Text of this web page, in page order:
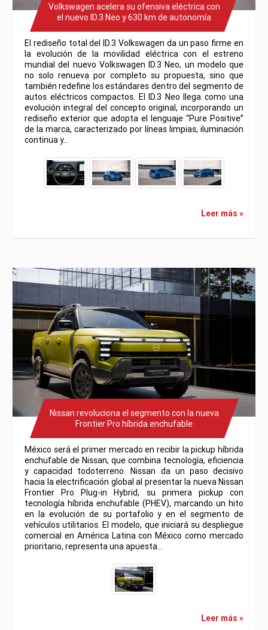
Volkswagen acelera su ofensiva eléctrica con
el nuevo ID.3 Neo y 630 km de autonomía
El rediseño total del ID.3 Volkswagen da un paso firme en
la evolución de la movilidad eléctrica con el estreno
mundial del nuevo Volkswagen ID.3 Neo, un modelo que
no solo renueva por completo su propuesta, sino que
también redefine los estándares dentro del segmento de
autos eléctricos compactos. El ID.3 Neo llega como una
evolución integral del concepto original, incorporando un
rediseño exterior que adopta el lenguaje “Pure Positive”
de la marca, caracterizado por líneas limpias, iluminación
continua y…
Leer más »
Nissan revoluciona el segmento con la nueva
Frontier Pro híbrida enchufable
México será el primer mercado en recibir la pickup híbrida
enchufable de Nissan, que combina tecnología, eficiencia
y capacidad todoterreno. Nissan da un paso decisivo
hacia la electrificación global al presentar la nueva Nissan
Frontier Pro Plug-in Hybrid, su primera pickup con
tecnología híbrida enchufable (PHEV), marcando un hito
en la evolución de su portafolio y en el segmento de
vehículos utilitarios. El modelo, que iniciará su despliegue
comercial en América Latina con México como mercado
prioritario, representa una apuesta…
Leer más »